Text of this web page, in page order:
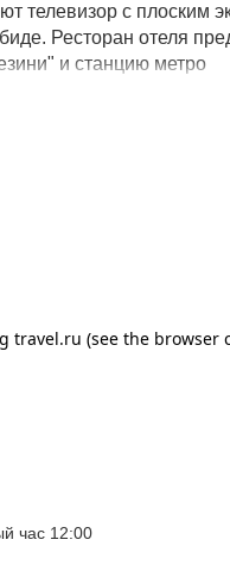
телевизор с плоским
Ресторан отеля
и станцию метро
- всего 2
час 12:00